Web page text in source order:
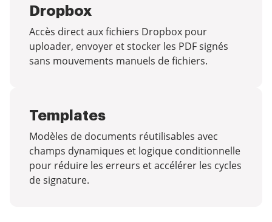
Dropbox
Accès direct aux fichiers Dropbox pour
uploader, envoyer et stocker les PDF signés
sans mouvements manuels de fichiers.
Templates
Modèles de documents réutilisables avec
champs dynamiques et logique conditionnelle
pour réduire les erreurs et accélérer les cycles
de signature.